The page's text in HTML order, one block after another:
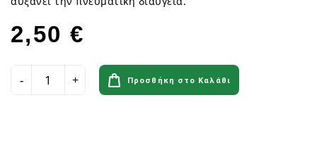
2,50 €
Προσθήκη στο Καλάθι